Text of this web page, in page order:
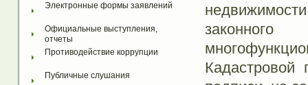
Электронные формы заявлений
Официальные выступления,
отчеты
Противодействие коррупции
Публичные слушания
Кадастровой